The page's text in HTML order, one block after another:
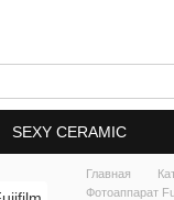
SEXY CERAMIC
Главная
Фотоаппарат